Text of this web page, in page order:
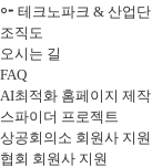
홈
페
이
지
테크노파크 & 산업단
조직도
오시는 길
FAQ
AI최적화 홈페이지 제작
스파이더 프로젝트
상공회의소 회원사 지원
협회 회원사 지원